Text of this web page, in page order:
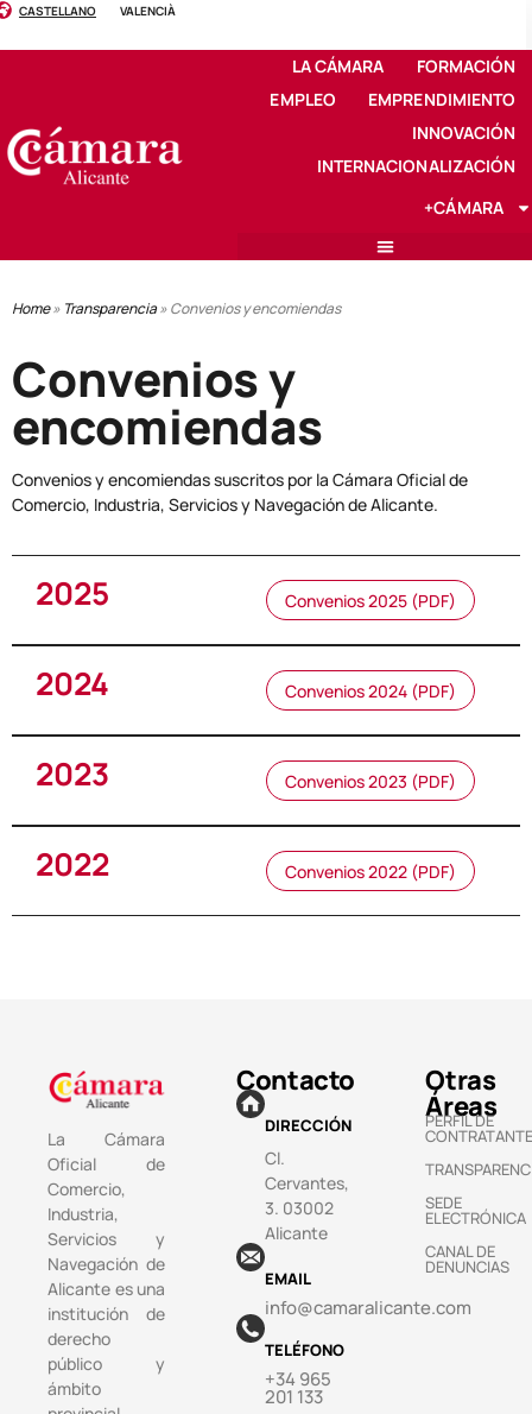
CASTELLANO VALENCIÀ
LA CÁMARA
FORMACIÓN
EMPLEO
EMPRENDIMIENTO
INNOVACIÓN
INTERNACIONALIZACIÓN
+CÁMARA
Home» Transparencia»Convenios y encomiendas
Convenios y
encomiendas
Convenios y encomiendas suscritos por la Cámara Oficial de
Comercio, Industria, Servicios y Navegación de Alicante.
2025 Convenios 2025 (PDF)
2024 Convenios 2024 (PDF)
2023 Convenios 2023 (PDF)
2022 Convenios 2022 (PDF)
La Cámara
Oficial de
Comercio,
Industria,
Servicios y
Navegación de
Alicante es una
institución de
derecho
público y
ámbito
Contacto
DIRECCIÓN
Cl.
Cervantes,
3. 03002
Alicante
EMAIL
info@camaralicante.com
TELÉFONO
+34 965
201 133
Otras
Áreas
PERFIL DE
SEDE
ELECTRÓNICA
CANAL DE
DENUNCIAS